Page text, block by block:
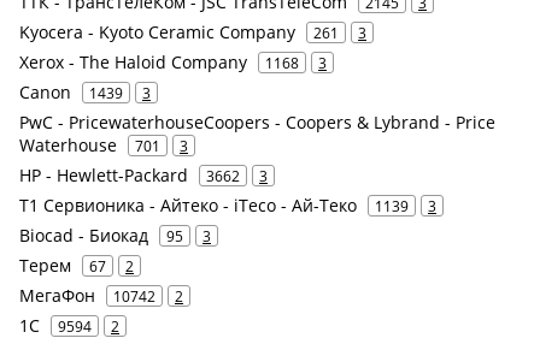
Kyocera - Kyoto Ceramic Company 261 3
Xerox - The Haloid Company 1168 3
Canon 1439 3
PwC - PricewaterhouseCoopers - Coopers & Lybrand - Price
Waterhouse
701 3
HP - Hewlett-Packard 3662 3
Т1 Сервионика - Айтеко - iTeco - Ай-Теко 1139 3
Biocad - Биокад 95 3
Терем 67 2
МегаФон 10742 2
1С 9594 2